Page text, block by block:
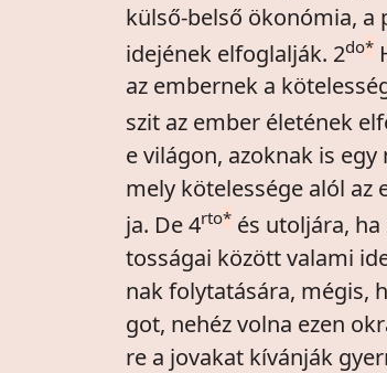
külső-belső ökonómia, a
idejének elfoglalják. 2do*
az embernek a
szit az ember életének
e világon, azoknak is
mely kötelessége alól
ja. De 4rto* és utoljára,
tosságai között valami
nak folytatására, mégis,
got, nehéz volna ezen
re a jovakat kívánják